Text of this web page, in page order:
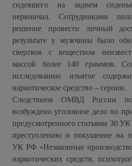
сидевшего на заднем
нервничал. Сотрудниками
решение провести личный
результате у мужчины было
свертков с веществом
массой более 140 граммов.
исследованию изъятое
наркотическое средство – героин.
Следствием ОМВД России
возбуждено уголовное дело по
предусмотренного статьями 30
преступлению и покушение на
УК РФ «Незаконные
наркотических средств,